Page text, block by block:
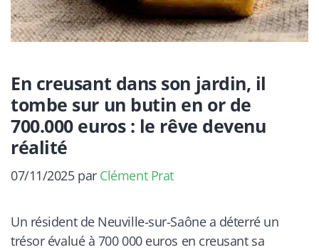
En creusant dans son jardin, il
tombe sur un butin en or de
700.000 euros : le rêve devenu
réalité
07/11/2025 par Clément Prat
Un résident de Neuville-sur-Saône a déterré un
trésor évalué à 700 000 euros en creusant sa